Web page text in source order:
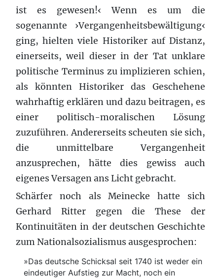
ist es gewesen!‹ Wenn es um die
sogenannte ›Vergangenheitsbewältigung‹
ging, hielten viele Historiker auf Distanz,
einerseits, weil dieser in der Tat unklare
politische Terminus zu implizieren schien,
als könnten Historiker das Geschehene
wahrhaftig erklären und dazu beitragen, es
einer politisch-moralischen Lösung
zuzuführen. Andererseits scheuten sie sich,
die unmittelbare Vergangenheit
anzusprechen, hätte dies gewiss auch
eigenes Versagen ans Licht gebracht.
Schärfer noch als Meinecke hatte sich
Gerhard Ritter gegen die These der
Kontinuitäten in der deutschen Geschichte
zum Nationalsozialismus ausgesprochen:
»Das deutsche Schicksal seit 1740 ist weder ein
eindeutiger Aufstieg zur Macht, noch ein